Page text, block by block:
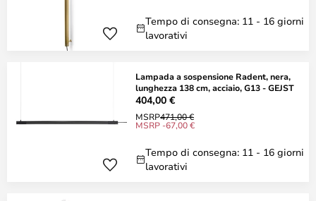
Tempo di consegna: 11 - 16 giorni
lavorativi
Lampada a sospensione Radent, nera,
lunghezza 138 cm, acciaio, G13 - GEJST
404,00 €
MSRP471,00 €
MSRP -67,00 €
Tempo di consegna: 11 - 16 giorni
lavorativi